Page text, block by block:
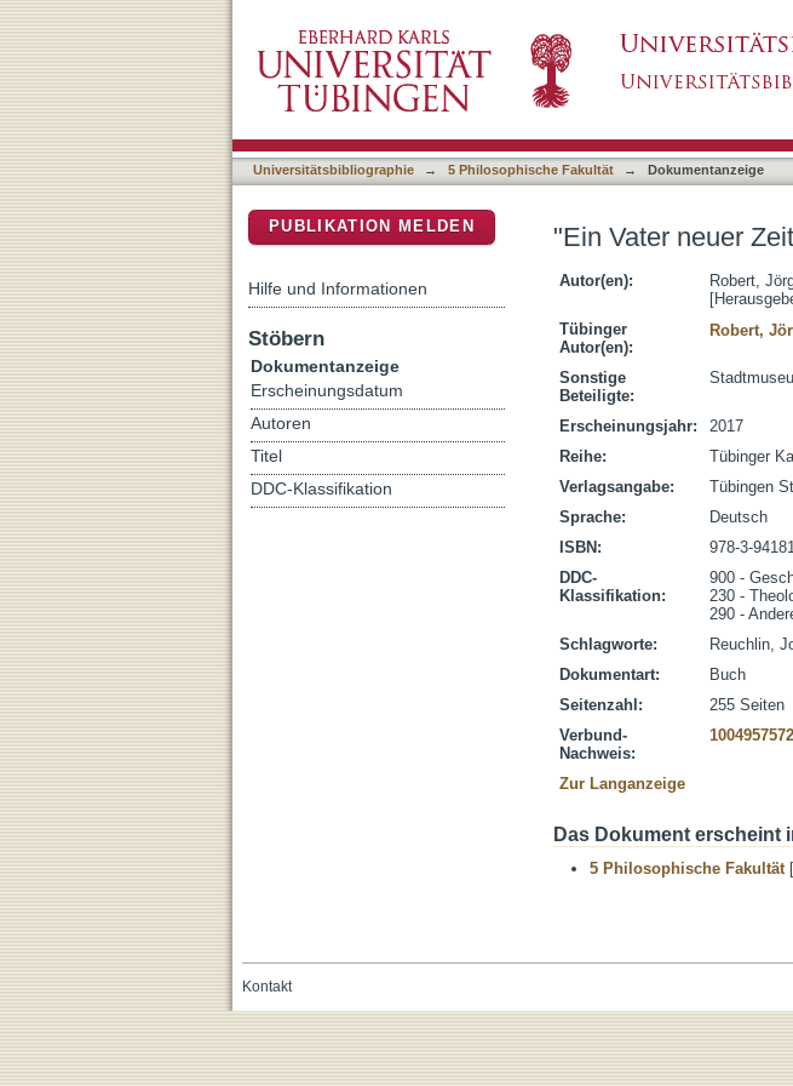
Universitätsbibliographie → 5 Philosophische Fakultät → Dokumentanzeige
"Ein Vater neuer
Autor(en): Robert,
Tübinger
Autor(en):
Robert,
Sonstige
Beteiligte:
Erscheinungsjahr:
2017
Reihe:
Tübinger
Verlagsangabe:
Tübingen
Sprache:
Deutsch
ISBN:
978-3-
DDC-
Klassifikation:
900 -
230 -
290 -
Schlagworte:
Reuchlin,
Dokumentart:
Buch
Seitenzahl:
255 Seiten
Verbund-
Nachweis:
1004957572
Zur Langanzeige
Das Dokument erscheint
5 Philosophische Fakultät
PUBLIKATION MELDEN
Hilfe und Informationen
Stöbern
Dokumentanzeige
Erscheinungsdatum
Autoren
Titel
DDC-Klassifikation
Kontakt